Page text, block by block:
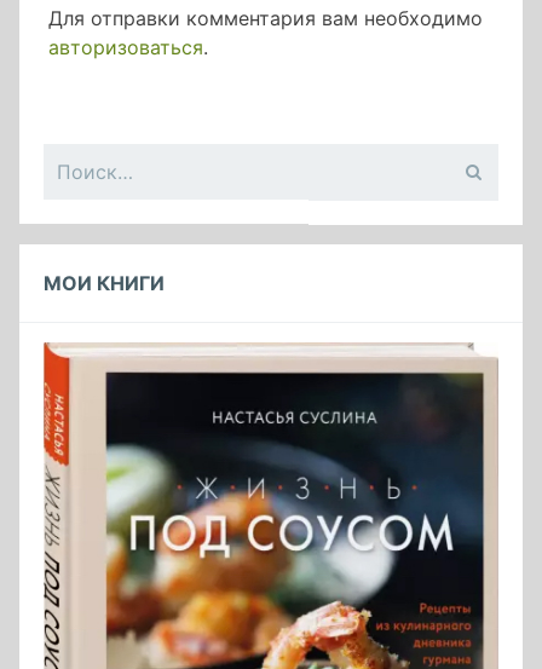
Для отправки комментария вам необходимо
авторизоваться.
МОИ КНИГИ